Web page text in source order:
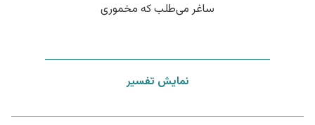
ساغر می‌طلب که مخموری
نمایش تفسیر